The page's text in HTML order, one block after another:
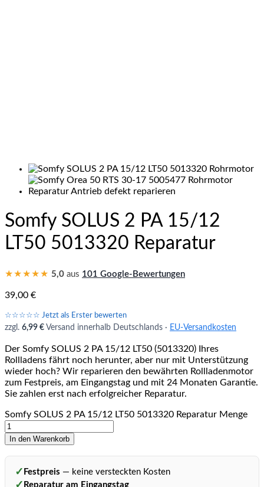
Somfy SOLUS 2 PA 15/12
LT50 5013320 Reparatur
★★★★★ 5,0 aus 101 Google-Bewertungen
39,00 €
☆☆☆☆☆ Jetzt als Erster bewerten
zzgl. 6,99 € Versand innerhalb Deutschlands · EU-Versandkosten
Der Somfy SOLUS 2 PA 15/12 LT50 (5013320) Ihres
Rollladens fährt noch herunter, aber nur mit Unterstützung
wieder hoch? Wir reparieren den bewährten Rollladenmotor
zum Festpreis, am Eingangstag und mit 24 Monaten Garantie.
Sie zahlen erst nach erfolgreicher Reparatur.
Somfy SOLUS 2 PA 15/12 LT50 5013320 Reparatur Menge
In den Warenkorb
✓ Festpreis — keine versteckten Kosten
Reparatur am Eingangstag